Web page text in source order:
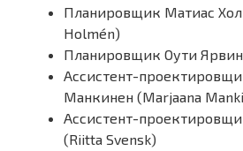
Планировщик Матиас
Holmén)
Планировщик Оути
Ассистент-
Манкинен (Marjaana
Ассистент-
(Riitta Svensk)